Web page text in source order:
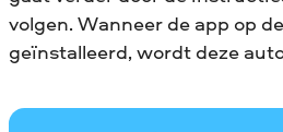
volgen. Wanneer de app op
geïnstalleerd, wordt deze